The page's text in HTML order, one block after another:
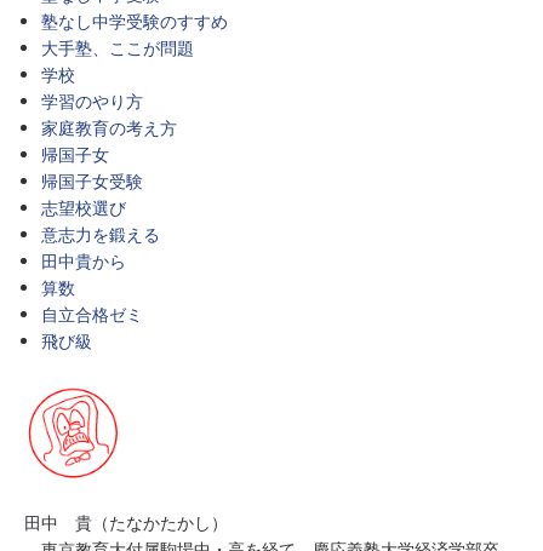
塾なし中学受験のすすめ
大手塾、ここが問題
学校
学習のやり方
家庭教育の考え方
帰国子女
帰国子女受験
志望校選び
意志力を鍛える
田中貴から
算数
自立合格ゼミ
飛び級
田中 貴（たなかたかし）